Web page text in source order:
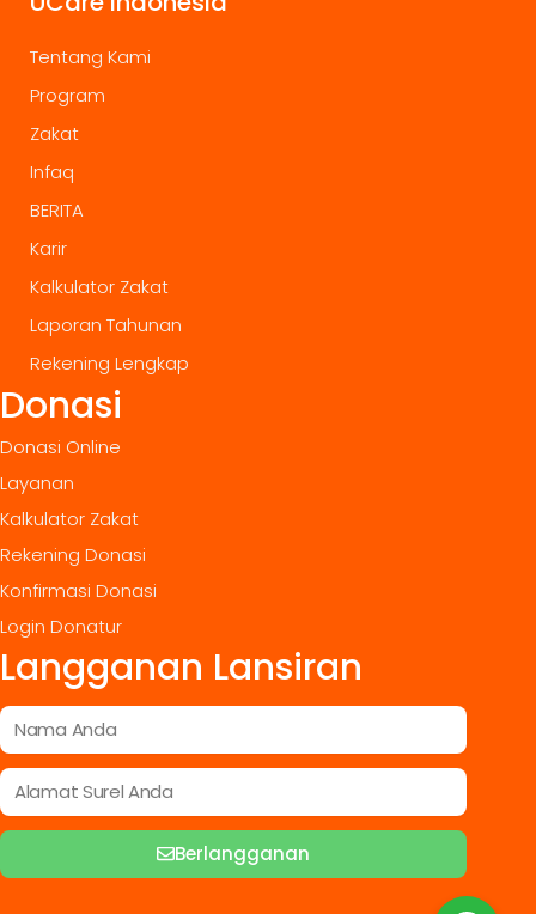
Tentang Kami
Program
Zakat
Infaq
BERITA
Karir
Kalkulator Zakat
Laporan Tahunan
Rekening Lengkap
Donasi
Donasi Online
Layanan
Kalkulator Zakat
Rekening Donasi
Konfirmasi Donasi
Login Donatur
Langganan Lansiran
Berlangganan